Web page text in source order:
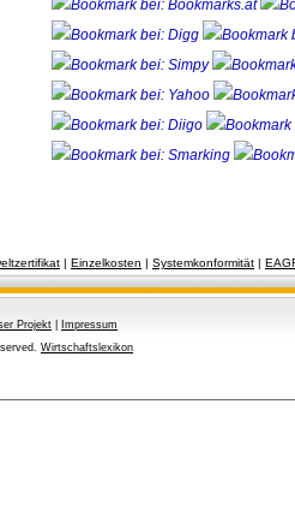
| Einzelkosten | Systemkonformität |
Projekt
Impressum
Wirtschaftslexikon